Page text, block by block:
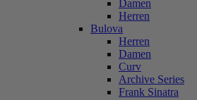
Damen
Herren
Bulova
Herren
Damen
Curv
Archive Series
Frank Sinatra